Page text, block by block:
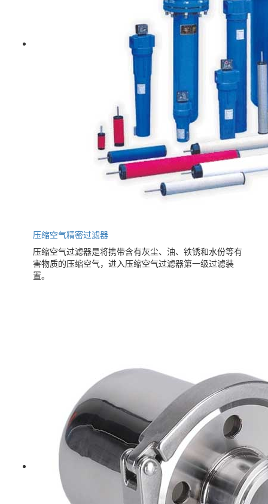
压缩空气精密过滤器
压缩空气过滤器是将携带含有灰尘、油、铁锈和水份等有
害物质的压缩空气，进入压缩空气过滤器第一级过滤装
置。